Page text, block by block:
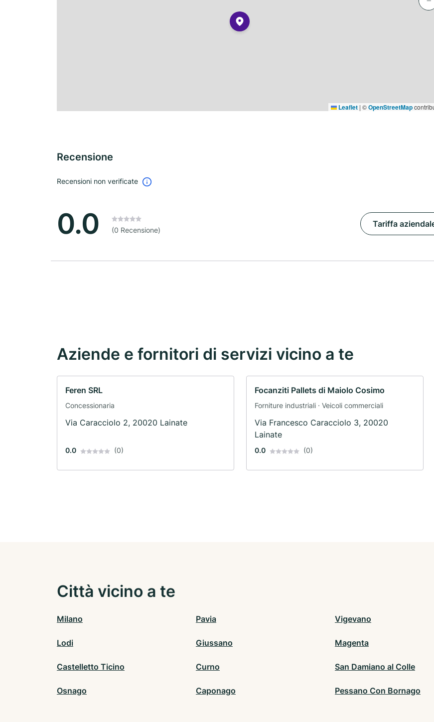
Leaflet | ©OpenStreetMap
Recensione
Recensioni non verificate
0.0 (0 Recensione)
Tariffa
Aziende e fornitori di servizi vicino a te
Feren SRL
Concessionaria
Via Caracciolo 2, 20020 Lainate
0.0 (0)
Focanziti Pallets di Maiolo Cosimo
Forniture industriali · Veicoli commerciali
Via Francesco Caracciolo 3, 20020
Lainate
0.0 (0)
Città vicino a te
Milano Pavia Vigevano
Lodi Giussano Magenta
Castelletto Ticino Curno San Damiano al Colle
Osnago Caponago Pessano Con Bornago